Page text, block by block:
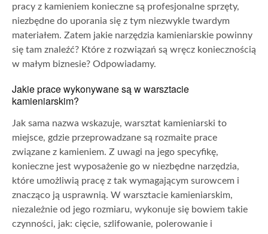
pracy z kamieniem konieczne są profesjonalne sprzęty,
niezbędne do uporania się z tym niezwykle twardym
materiałem. Zatem jakie narzędzia kamieniarskie powinny
się tam znaleźć? Które z rozwiązań są wręcz koniecznością
w małym biznesie? Odpowiadamy.
Jakie prace wykonywane są w warsztacie
kamieniarskim?
Jak sama nazwa wskazuje, warsztat kamieniarski to
miejsce, gdzie przeprowadzane są rozmaite prace
związane z kamieniem. Z uwagi na jego specyfikę,
konieczne jest wyposażenie go w niezbędne narzędzia,
które umożliwią pracę z tak wymagającym surowcem i
znacząco ją usprawnią. W warsztacie kamieniarskim,
niezależnie od jego rozmiaru, wykonuje się bowiem takie
czynności, jak: cięcie, szlifowanie, polerowanie i